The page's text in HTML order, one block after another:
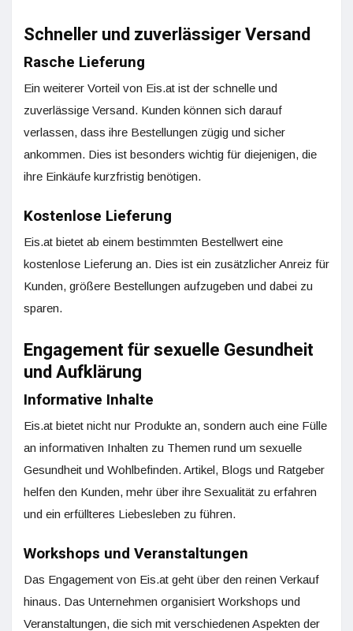
Schneller und zuverlässiger Versand
Rasche Lieferung
Ein weiterer Vorteil von Eis.at ist der schnelle und
zuverlässige Versand. Kunden können sich darauf
verlassen, dass ihre Bestellungen zügig und sicher
ankommen. Dies ist besonders wichtig für diejenigen, die
ihre Einkäufe kurzfristig benötigen.
Kostenlose Lieferung
Eis.at bietet ab einem bestimmten Bestellwert eine
kostenlose Lieferung an. Dies ist ein zusätzlicher Anreiz für
Kunden, größere Bestellungen aufzugeben und dabei zu
sparen.
Engagement für sexuelle Gesundheit
und Aufklärung
Informative Inhalte
Eis.at bietet nicht nur Produkte an, sondern auch eine Fülle
an informativen Inhalten zu Themen rund um sexuelle
Gesundheit und Wohlbefinden. Artikel, Blogs und Ratgeber
helfen den Kunden, mehr über ihre Sexualität zu erfahren
und ein erfüllteres Liebesleben zu führen.
Workshops und Veranstaltungen
Das Engagement von Eis.at geht über den reinen Verkauf
hinaus. Das Unternehmen organisiert Workshops und
Veranstaltungen, die sich mit verschiedenen Aspekten der